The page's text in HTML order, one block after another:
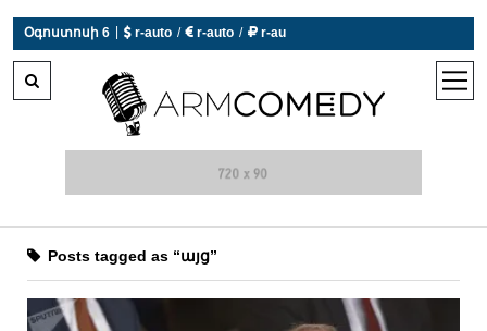
Օգոստոսի 6  r-auto /  r-auto /  r-au
open
Posts tagged as “այց”